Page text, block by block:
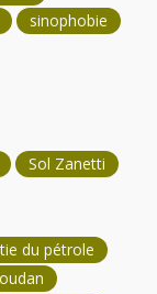
sinophobie
Sol Zanetti
du pétrole